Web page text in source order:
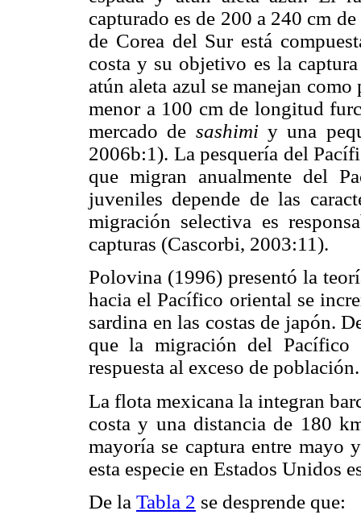
capturado es de 200 a 240 cm
de Corea del Sur está
costa y su objetivo es la
atún aleta azul se manejan
menor a 100 cm de longitud
mercado de sashimi y una
2006b:1). La pesquería del
que migran anualmente del
juveniles depende de las
migración selectiva es
capturas (Cascorbi, 2003:11).
Polovina (1996) presentó la
hacia el Pacífico oriental se
sardina en las costas de japón.
que la migración del Pacífico
respuesta al exceso de población.
La flota mexicana la integran
costa y una distancia de 180
mayoría se captura entre
esta especie en Estados Unidos
De la Tabla 2 se desprende que: